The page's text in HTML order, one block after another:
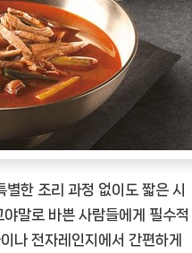
한 조리 과정 없이도 짧은 시
말로 바쁜 사람들에게 필수적
나 전자레인지에서 간편하게